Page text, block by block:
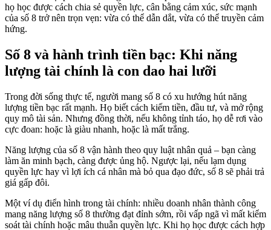
họ học được cách chia sẻ quyền lực, cân bằng cảm xúc, sức mạnh
của số 8 trở nên trọn vẹn: vừa có thể dẫn dắt, vừa có thể truyền cảm
hứng.
Số 8 và hành trình tiền bạc: Khi năng
lượng tài chính là con dao hai lưỡi
Trong đời sống thực tế, người mang số 8 có xu hướng hút năng
lượng tiền bạc rất mạnh. Họ biết cách kiếm tiền, đầu tư, và mở rộng
quy mô tài sản. Nhưng đồng thời, nếu không tỉnh táo, họ dễ rơi vào
cực đoan: hoặc là giàu nhanh, hoặc là mất trắng.
Năng lượng của số 8 vận hành theo quy luật nhân quả – bạn càng
làm ăn minh bạch, càng được ủng hộ. Ngược lại, nếu lạm dụng
quyền lực hay vì lợi ích cá nhân mà bỏ qua đạo đức, số 8 sẽ phải trả
giá gấp đôi.
Một ví dụ điển hình trong tài chính: nhiều doanh nhân thành công
mang năng lượng số 8 thường đạt đỉnh sớm, rồi vấp ngã vì mất kiểm
soát tài chính hoặc mâu thuẫn quyền lực. Khi họ học được cách hợp